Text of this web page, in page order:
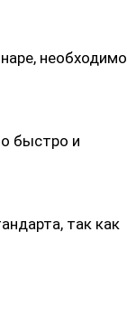
необходимо
быстро и
так как